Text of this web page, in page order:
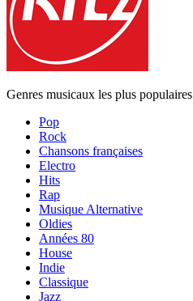
Genres musicaux les plus populaires
Pop
Rock
Chansons françaises
Electro
Hits
Rap
Musique Alternative
Oldies
Années 80
House
Indie
Classique
Jazz